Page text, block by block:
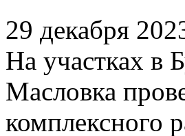
29 декабря
На участках в
Масловка
комплексного